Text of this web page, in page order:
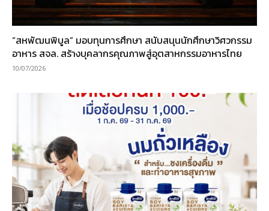
“สหพัฒนพิบูล” มอบทุนการศึกษา สนับสนุนนักศึกษาวิศวกรรม
อาหาร สจล. สร้างบุคลากรคุณภาพสู่อุตสาหกรรมอาหารไทย
10/07/2026